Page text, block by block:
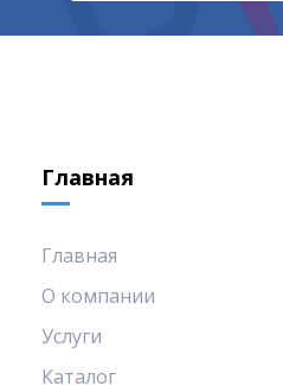
Главная
Главная
О компании
Услуги
Каталог